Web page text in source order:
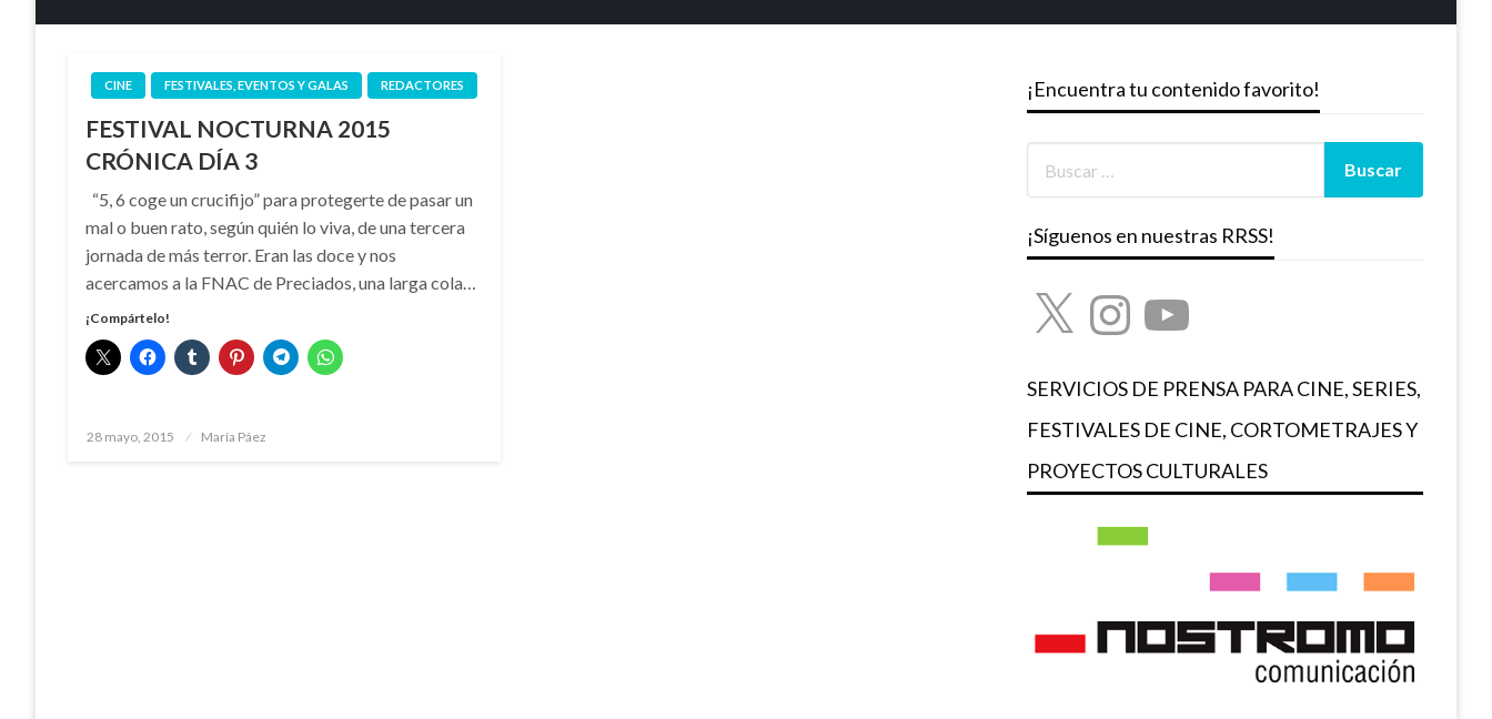
CINE FESTIVALES, EVENTOS Y GALAS REDACTORES
FESTIVAL NOCTURNA 2015
CRÓNICA DÍA 3
“5, 6 coge un crucifijo” para protegerte de pasar un
mal o buen rato, según quién lo viva, de una tercera
jornada de más terror. Eran las doce y nos
acercamos a la FNAC de Preciados, una larga cola…
¡Compártelo!
Publicado
28 mayo, 2015 María Páez
¡Encuentra tu contenido favorito!
¡Síguenos en nuestras RRSS!
X InstagramYouTube
SERVICIOS DE PRENSA PARA CINE, SERIES,
FESTIVALES DE CINE, CORTOMETRAJES Y
PROYECTOS CULTURALES